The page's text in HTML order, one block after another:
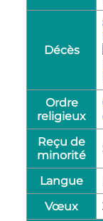
Décès
Ordre
religieux
Reçu de
minorité
Langue
Vœux